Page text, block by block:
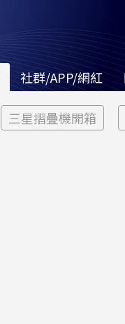
社群/APP/網紅
三星摺疊機開箱